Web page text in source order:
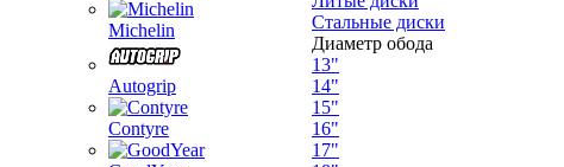
Michelin
Autogrip
Contyre
Стальные диски
Диаметр обода
13"
14"
15"
16"
17"